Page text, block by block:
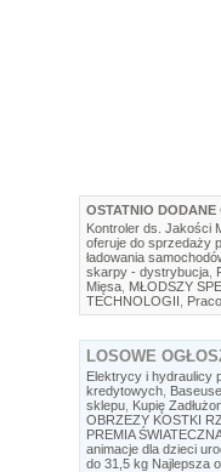
OSTATNIO DODANE
Kontroler ds. Jakości
oferuje do sprzedaży
ładowania
skarpy - dystrybucja
Mięsa MŁODSZY
TECHNOLOGII
LOSOWE
Elektrycy i hydraulicy
kredytowych
sklepu Kupię
OBRZEZY KOSTKI
PREMIA
animacje dla dzieci
do 31,5 kg Najlepsza